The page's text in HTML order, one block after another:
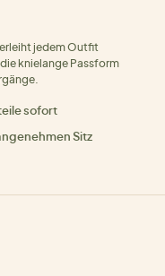
jedem Outfit
knielange Passform
sofort
Sitz